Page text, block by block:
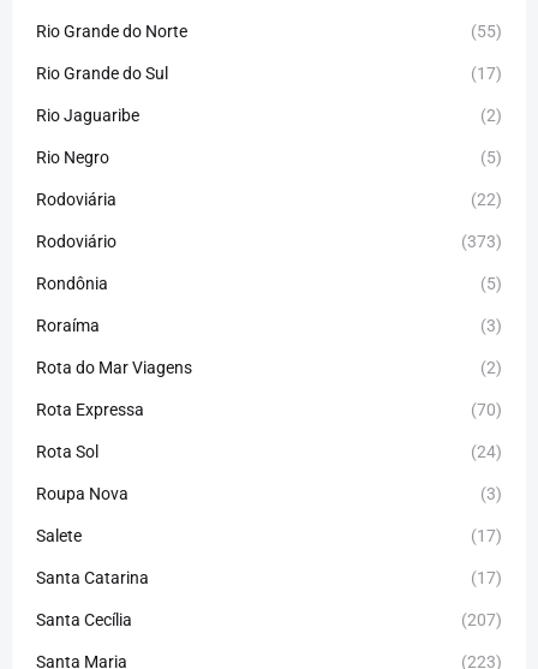
Rio Grande do Norte (55)
Rio Grande do Sul (17)
Rio Jaguaribe (2)
Rio Negro (5)
Rodoviária (22)
Rodoviário (373)
Rondônia (5)
Roraíma (3)
Rota do Mar Viagens (2)
Rota Expressa (70)
Rota Sol (24)
Roupa Nova (3)
Salete (17)
Santa Catarina (17)
Santa Cecília (207)
Santa Maria (223)